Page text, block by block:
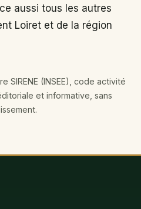
aussi tous les autres
Loiret et de la région
SIRENE (INSEE), code activité
et informative, sans